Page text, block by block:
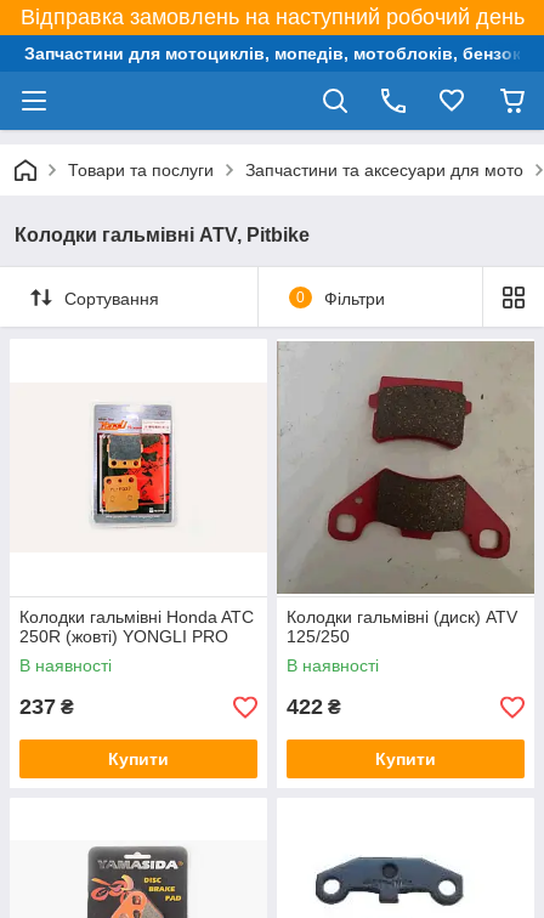
Відправка замовлень на наступний робочий день
Запчастини для мотоциклів, мопедів, мотоблоків,
Товари та послуги Запчастини та аксесуари для мото
Колодки гальмівні ATV, Pitbike
Сортування 0 Фільтри
Колодки гальмівні Honda ATC
250R (жовті) YONGLI PRO
В наявності
237 ₴
Купити
Колодки гальмівні (диск) ATV
125/250
В наявності
422 ₴
Купити